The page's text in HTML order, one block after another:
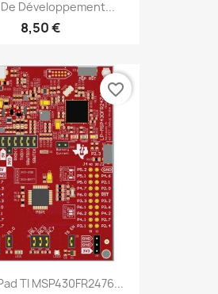
Développement...
8,50 €
TI MSP430FR2476...
favorite_border